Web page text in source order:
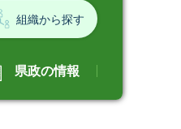
組織から探す
県政の情報